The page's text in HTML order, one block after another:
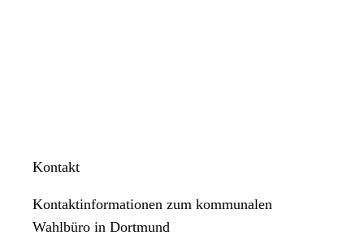
Kontakt
Kontaktinformationen zum kommunalen
Wahlbüro in Dortmund